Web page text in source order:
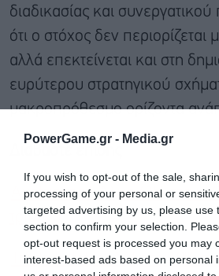
PowerGame.gr - Media.gr
If you wish to opt-out of the sale,
processing of your personal or
targeted advertising by us, please use
section to confirm your selection.
opt-out request is processed you may
interest-based ads based on personal
διαδικασίας και συνεργατικού
ότι ο στόχος δεν
αλλά επεκτείνεται και στη
ευρύτερου στρατηγικού
μακροπρόθεσμο ορίζοντα
Austriacard: Άλμα 61% στα
τρίμηνο
Trade Estates: Αύξηση 19%